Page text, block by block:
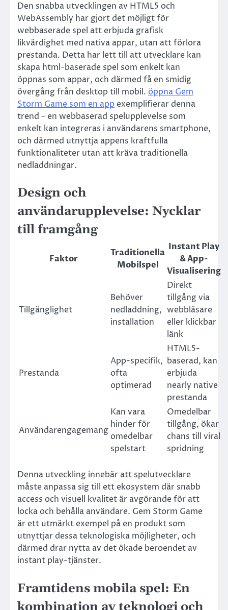
Den snabba utvecklingen av HTML5 och
WebAssembly har gjort det möjligt för
webbaserade spel att erbjuda grafisk
likvärdighet med nativa appar, utan att förlora
prestanda. Detta har lett till att utvecklare kan
skapa html-baserade spel som enkelt kan
öppnas som appar, och därmed få en smidig
övergång från desktop till mobil. öppna Gem
Storm Game som en app exemplifierar denna
trend – en webbaserad spelupplevelse som
enkelt kan integreras i användarens smartphone,
och därmed utnyttja appens kraftfulla
funktionaliteter utan att kräva traditionella
nedladdningar.
Design och
användarupplevelse: Nycklar
till framgång
Faktor
Traditionella
Mobilspel
Instant Play
& App-
Visualisering
Tillgänglighet
Behöver
nedladdning,
installation
Direkt
tillgång via
webbläsare
eller klickbar
länk
Prestanda
App-specifik,
ofta
optimerad
HTML5-
baserad, kan
erbjuda
nearly native
prestanda
Användarengagemang
Kan vara
hinder för
omedelbar
spelstart
Omedelbar
tillgång, ökar
chans till viral
spridning
Denna utveckling innebär att spelutvecklare
måste anpassa sig till ett ekosystem där snabb
access och visuell kvalitet är avgörande för att
locka och behålla användare. Gem Storm Game
är ett utmärkt exempel på en produkt som
utnyttjar dessa teknologiska möjligheter, och
därmed drar nytta av det ökade beroendet av
instant play-tjänster.
Framtidens mobila spel: En
kombination av teknologi och